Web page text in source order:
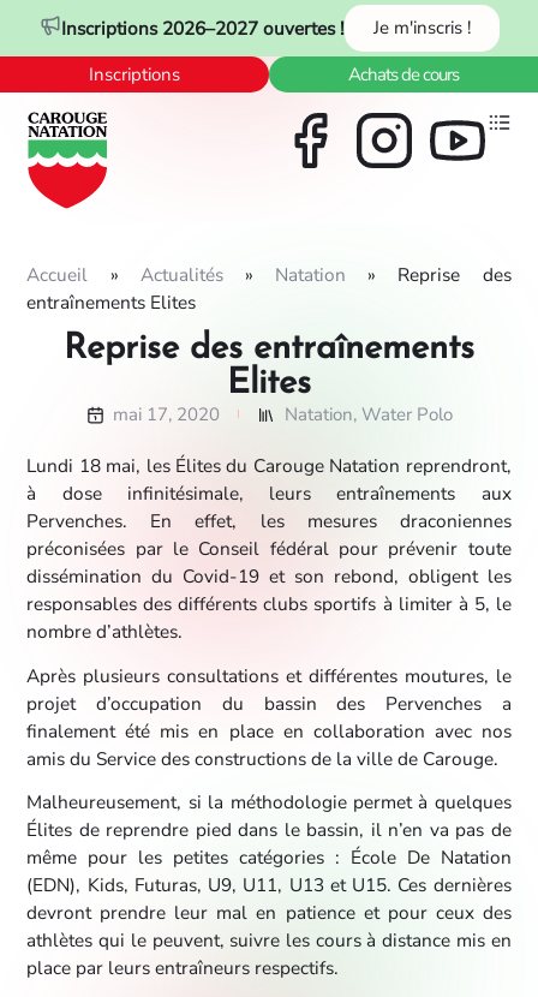
Inscriptions 2026–2027 ouvertes !
Je m'inscris !
Inscriptions
Achats de cours
Accueil » Actualités» Natation » Reprise des
entraînements Elites
Reprise des entraînements
Elites
mai 17, 2020 Natation, Water Polo
Lundi 18 mai, les Élites du Carouge Natation reprendront,
à dose infinitésimale, leurs entraînements aux
Pervenches. En effet, les mesures draconiennes
préconisées par le Conseil fédéral pour prévenir toute
dissémination du Covid-19 et son rebond, obligent les
responsables des différents clubs sportifs à limiter à 5, le
nombre d’athlètes.
Après plusieurs consultations et différentes moutures, le
projet d’occupation du bassin des Pervenches a
finalement été mis en place en collaboration avec nos
amis du Service des constructions de la ville de Carouge.
Malheureusement, si la méthodologie permet à quelques
Élites de reprendre pied dans le bassin, il n’en va pas de
même pour les petites catégories : École De Natation
(EDN), Kids, Futuras, U9, U11, U13 et U15. Ces dernières
devront prendre leur mal en patience et pour ceux des
athlètes qui le peuvent, suivre les cours à distance mis en
place par leurs entraîneurs respectifs.
Panneau de gestion des cookies